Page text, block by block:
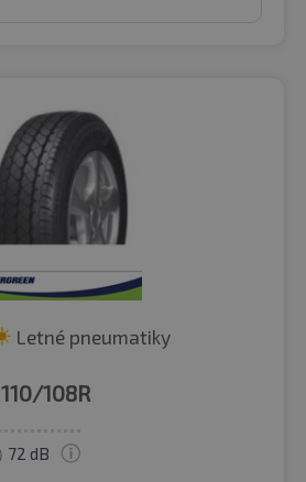
Letné pneumatiky
110/108R
72 dB